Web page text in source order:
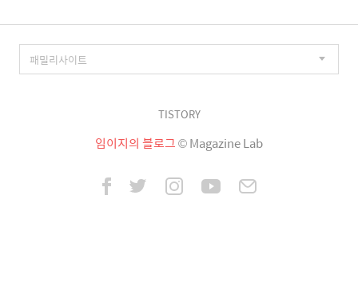
TISTORY
임이지의 블로그© Magazine Lab